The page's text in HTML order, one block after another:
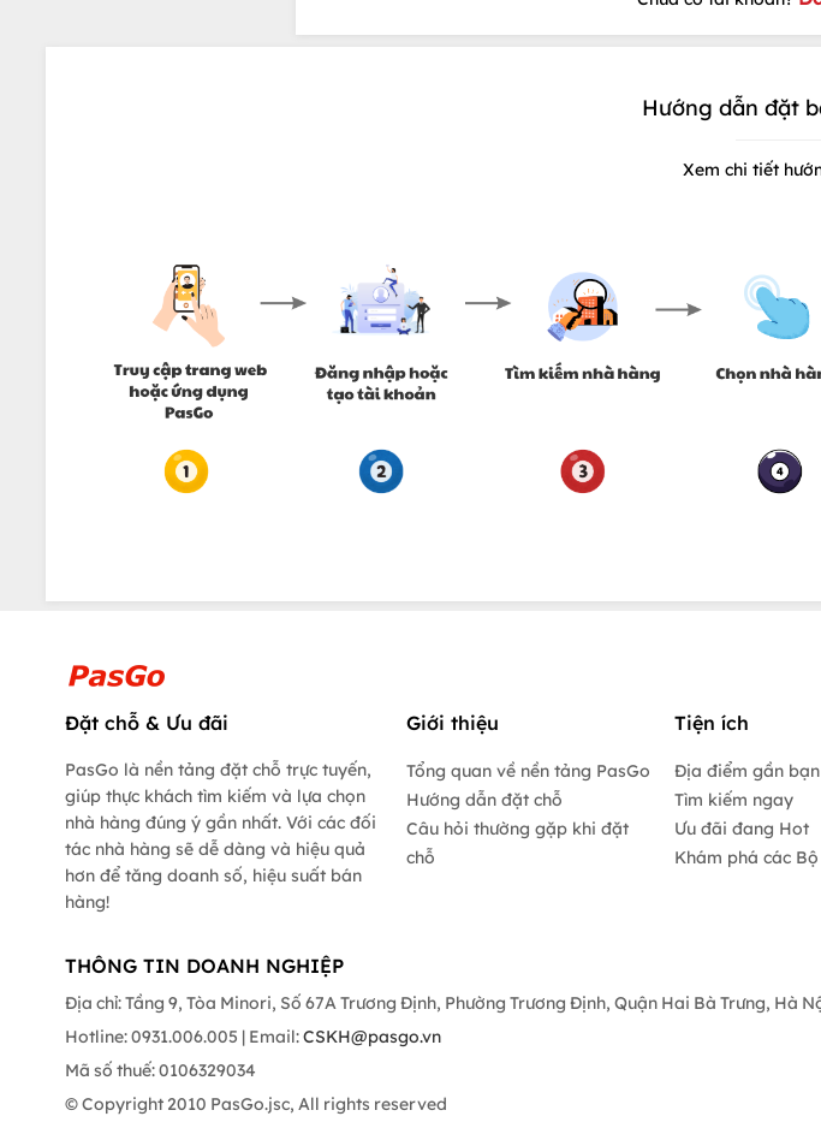
Hướng dẫn đặt
Xem chi tiết
Đặt chỗ & Ưu đãi
PasGo là nền tảng đặt chỗ trực tuyến,
giúp thực khách tìm kiếm và lựa chọn
nhà hàng đúng ý gần nhất. Với các đối
tác nhà hàng sẽ dễ dàng và hiệu quả
hơn để tăng doanh số, hiệu suất bán
hàng!
Giới thiệu
Tổng quan về nền tảng PasGo
Hướng dẫn đặt chỗ
Câu hỏi thường gặp khi đặt
chỗ
Tiện ích
Địa điểm gần bạn
Tìm kiếm ngay
Ưu đãi đang Hot
Khám phá các
THÔNG TIN DOANH NGHIỆP
Địa chỉ: Tầng 9, Tòa Minori, Số 67A Trương Định, Phường Trương Định, Quận Hai Bà Trưng, Hà
Hotline: 0931.006.005 | Email:CSKH@pasgo.vn
Mã số thuế: 0106329034
© Copyright 2010 PasGo.jsc, All rights reserved